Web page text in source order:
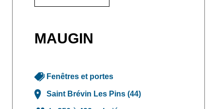
MAUGIN
Fenêtres et portes
Saint Brévin Les Pins (44)